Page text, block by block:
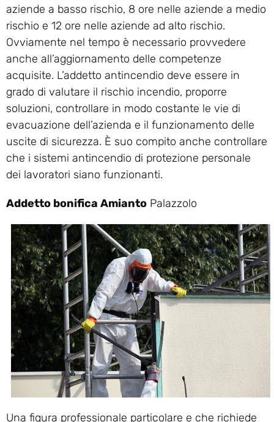
aziende a basso rischio, 8 ore nelle aziende a medio
rischio e 12 ore nelle aziende ad alto rischio.
Ovviamente nel tempo è necessario provvedere
anche all’aggiornamento delle competenze
acquisite. L’addetto antincendio deve essere in
grado di valutare il rischio incendio, proporre
soluzioni, controllare in modo costante le vie di
evacuazione dell’azienda e il funzionamento delle
uscite di sicurezza. È suo compito anche controllare
che i sistemi antincendio di protezione personale
dei lavoratori siano funzionanti.
Addetto bonifica Amianto Palazzolo
Una figura professionale particolare e che richiede